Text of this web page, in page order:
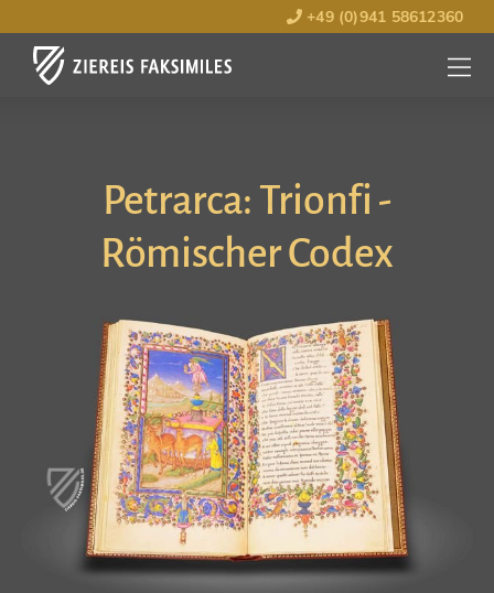
+49 (0)941 58612360
MENÜ
Petrarca: Trionfi -
Römischer Codex